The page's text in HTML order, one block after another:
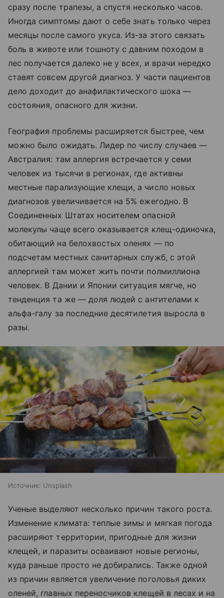
сразу после трапезы, а спустя несколько часов.
Иногда симптомы дают о себе знать только через
месяцы после самого укуса. Из-за этого связать
боль в животе или тошноту с давним походом в
лес получается далеко не у всех, и врачи нередко
ставят совсем другой диагноз. У части пациентов
дело доходит до анафилактического шока —
состояния, опасного для жизни.
География проблемы расширяется быстрее, чем
можно было ожидать. Лидер по числу случаев —
Австралия: там аллергия встречается у семи
человек из тысячи в регионах, где активны
местные парализующие клещи, а число новых
диагнозов увеличивается на 5% ежегодно. В
Соединенных Штатах носителем опасной
молекулы чаще всего оказывается клещ-одиночка,
обитающий на белохвостых оленях — по
подсчетам местных санитарных служб, с этой
аллергией там может жить почти полмиллиона
человек. В Дании и Японии ситуация мягче, но
тенденция та же — доля людей с антителами к
альфа-галу за последние десятилетия выросла в
разы.
Источник: Unsplash
Ученые выделяют несколько причин такого роста.
Изменение климата: теплые зимы и мягкая погода
расширяют территории, пригодные для жизни
клещей, и паразиты осваивают новые регионы,
куда раньше просто не добирались. Также одной
из причин является увеличение поголовья диких
оленей, главных переносчиков клещей в лесах и на